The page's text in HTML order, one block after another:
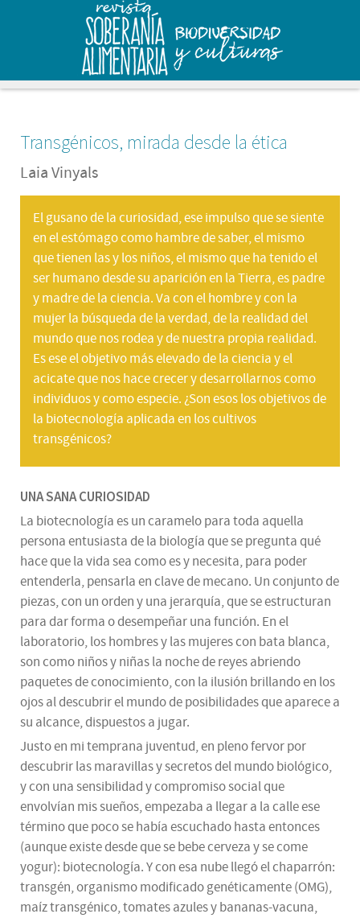
Transgénicos, mirada desde la ética
Laia Vinyals
El gusano de la curiosidad, ese impulso que se siente
en el estómago como hambre de saber, el mismo
que tienen las y los niños, el mismo que ha tenido el
ser humano desde su aparición en la Tierra, es padre
y madre de la ciencia. Va con el hombre y con la
mujer la búsqueda de la verdad, de la realidad del
mundo que nos rodea y de nuestra propia realidad.
Es ese el objetivo más elevado de la ciencia y el
acicate que nos hace crecer y desarrollarnos como
individuos y como especie. ¿Son esos los objetivos de
la biotecnología aplicada en los cultivos
transgénicos?
UNA SANA CURIOSIDAD
La biotecnología es un caramelo para toda aquella
persona entusiasta de la biología que se pregunta qué
hace que la vida sea como es y necesita, para poder
entenderla, pensarla en clave de mecano. Un conjunto de
piezas, con un orden y una jerarquía, que se estructuran
para dar forma o desempeñar una función. En el
laboratorio, los hombres y las mujeres con bata blanca,
son como niños y niñas la noche de reyes abriendo
paquetes de conocimiento, con la ilusión brillando en los
ojos al descubrir el mundo de posibilidades que aparece a
su alcance, dispuestos a jugar.
Justo en mi temprana juventud, en pleno fervor por
descubrir las maravillas y secretos del mundo biológico,
y con una sensibilidad y compromiso social que
envolvían mis sueños, empezaba a llegar a la calle ese
término que poco se había escuchado hasta entonces
(aunque existe desde que se bebe cerveza y se come
yogur): biotecnología. Y con esa nube llegó el chaparrón:
transgén, organismo modificado genéticamente (OMG),
maíz transgénico, tomates azules y bananas-vacuna,